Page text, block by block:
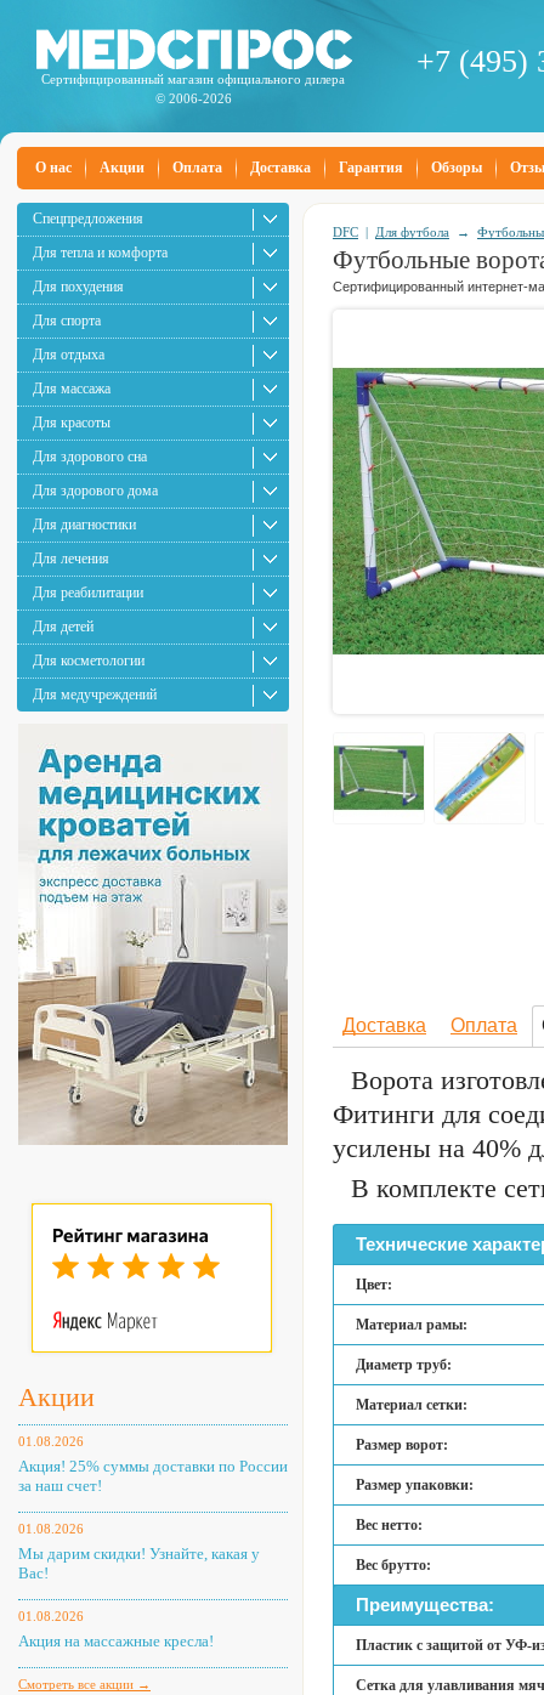
Сертифицированный магазин официального дилера
© 2006-2026
+7 (495)
О нас Акции Оплата Доставка Гарантия Обзоры
Спецпредложения
Для тепла и комфорта
Для похудения
Для спорта
Для отдыха
Для массажа
Для красоты
Для здорового сна
Для здорового дома
Для диагностики
Для лечения
Для реабилитации
Для детей
Для косметологии
Для медучреждений
Акции
01.08.2026
Акция! 25% суммы доставки по России
за наш счет!
01.08.2026
Мы дарим скидки! Узнайте, какая у
Вас!
01.08.2026
Акция на массажные кресла!
Смотреть все акции →
DFC | Для футбола →
Футбольные
Сертифицированный интернет-
Доставка Оплата
Ворота
Фитинги для
усилены на 40%
В комплекте
Технические
Цвет:
Материал рамы:
Диаметр труб:
Материал сетки:
Размер ворот:
Размер упаковки:
Вес нетто:
Вес брутто:
Преимущества:
Пластик с защитой от УФ-
Сетка для улавливания